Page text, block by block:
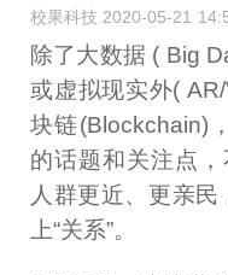
校果科技 2020-05-21
除了大数据 ( Big
或虚拟现实外(
块链(Blockchain)
的话题和关注点
人群更近、更亲
上“关系”。